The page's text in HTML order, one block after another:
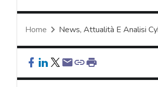
Home News, Attualità E Analisi